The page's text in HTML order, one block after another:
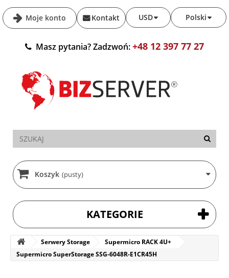
Moje konto Polski
USD
Kontakt
Masz pytania? Zadzwoń:+48 12 397 77 27
Koszyk (pusty)
KATEGORIE
Serwery Storage
Supermicro RACK 4U+
Supermicro SuperStorage SSG-6048R-E1CR45H